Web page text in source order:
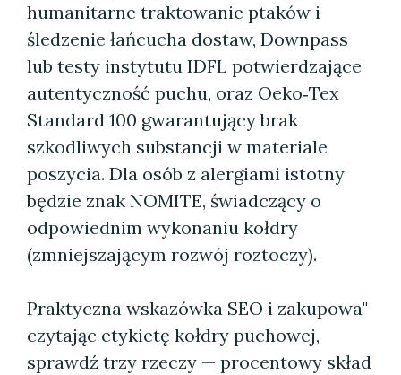
humanitarne traktowanie ptaków i
śledzenie łańcucha dostaw, Downpass
lub testy instytutu IDFL potwierdzające
autentyczność puchu, oraz Oeko‑Tex
Standard 100 gwarantujący brak
szkodliwych substancji w materiale
poszycia. Dla osób z alergiami istotny
będzie znak NOMITE, świadczący o
odpowiednim wykonaniu kołdry
(zmniejszającym rozwój roztoczy).
Praktyczna wskazówka SEO i zakupowa"
czytając etykietę kołdry puchowej,
sprawdź trzy rzeczy — procentowy skład